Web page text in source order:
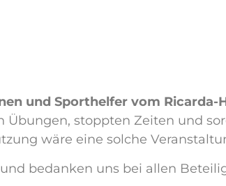
und Sporthelfer vom
Übungen, stoppten Zeiten und
wäre eine solche
bedanken uns bei allen